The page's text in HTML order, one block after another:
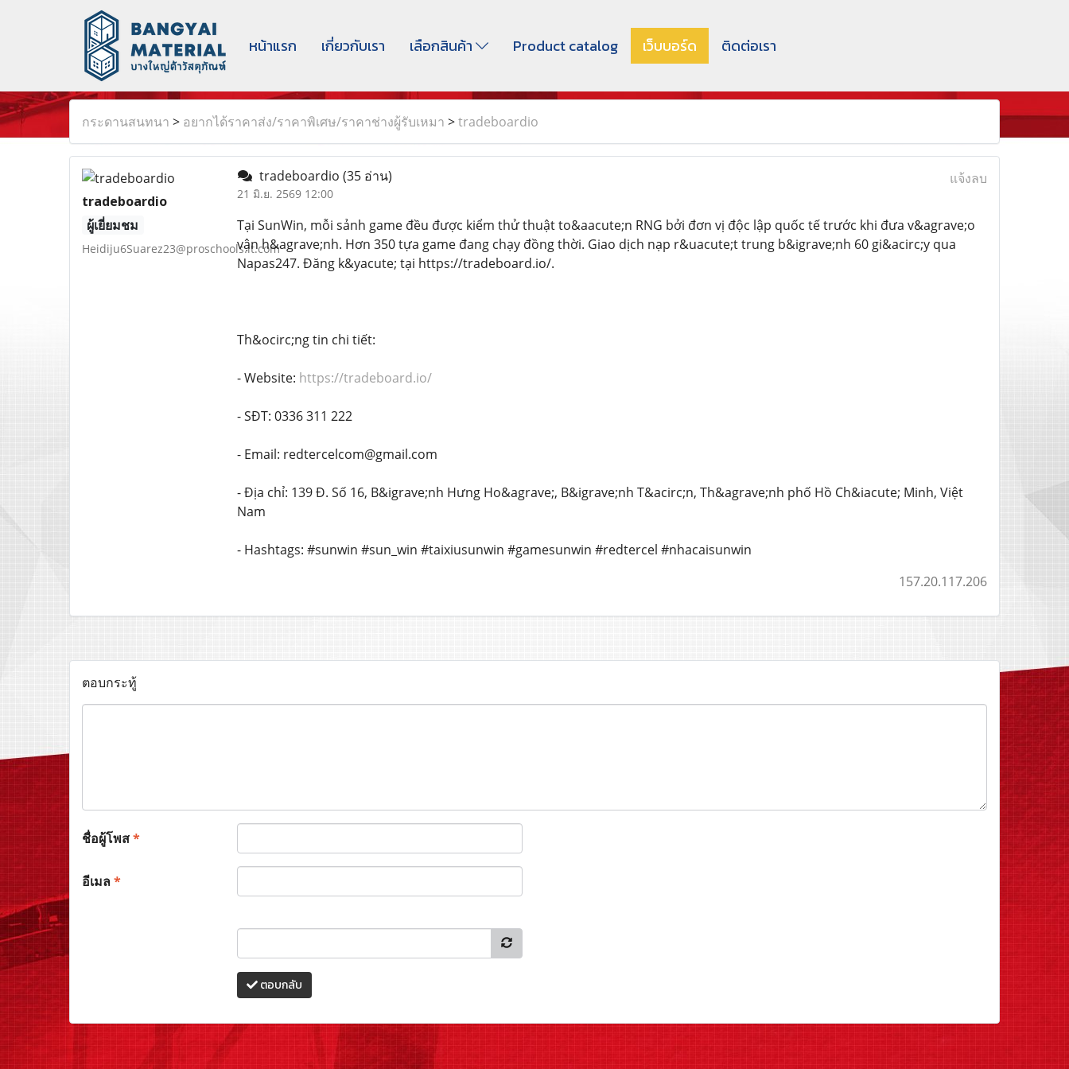
หน้าแรก เกี่ยวกับเรา เลือกสินค้า Product catalog เว็บบอร์ด ติดต่อเรา
กระดานสนทนา > อยากได้ราคาส่ง/ราคาพิเศษ/ราคาช่างผู้รับเหมา >tradeboardio
tradeboardio
ผู้เยี่ยมชม
Heidiju6Suarez23@proschools.it.com
tradeboardio (35 อ่าน)
21 มิ.ย. 2569 12:00
แจ้งลบ
Tại SunWin, mỗi sảnh game đều được kiểm thử thuật to&aacute;n RNG bởi đơn vị độc lập quốc tế trước khi đưa v&agrave;o
vận h&agrave;nh. Hơn 350 tựa game đang chạy đồng thời. Giao dịch nạp r&uacute;t trung b&igrave;nh 60 gi&acirc;y qua
Napas247. Đăng k&yacute; tại https://tradeboard.io/.
Th&ocirc;ng tin chi tiết:
- Website: https://tradeboard.io/
- SĐT: 0336 311 222
- Email: redtercelcom@gmail.com
- Địa chỉ: 139 Đ. Số 16, B&igrave;nh Hưng Ho&agrave;, B&igrave;nh T&acirc;n, Th&agrave;nh phố Hồ Ch&iacute; Minh, Việt
Nam
- Hashtags: #sunwin #sun_win #taixiusunwin #gamesunwin #redtercel #nhacaisunwin
157.20.117.206
ตอบกระทู้
ชื่อผู้โพส*
อีเมล*
ตอบกลับ